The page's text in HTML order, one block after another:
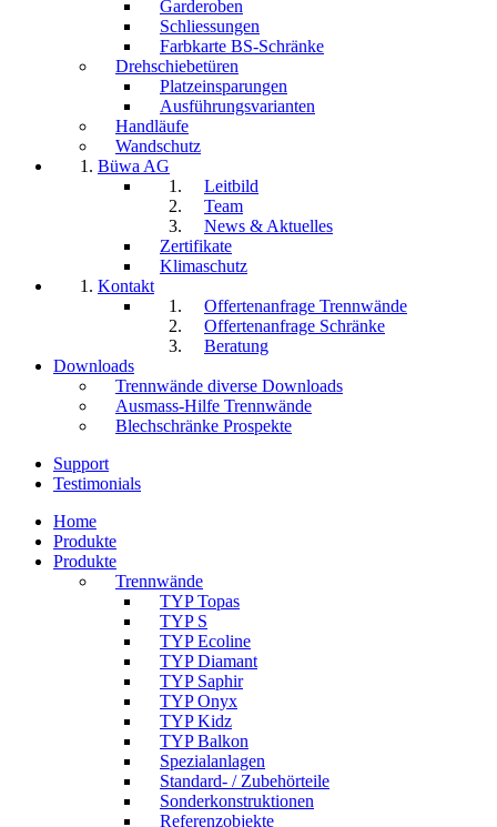
Garderoben
Schliessungen
Farbkarte BS-Schränke
Drehschiebetüren
Platzeinsparungen
Ausführungsvarianten
Handläufe
Wandschutz
Büwa AG
Leitbild
Team
News & Aktuelles
Zertifikate
Klimaschutz
Kontakt
Offertenanfrage Trennwände
Offertenanfrage Schränke
Beratung
Downloads
Trennwände diverse Downloads
Ausmass-Hilfe Trennwände
Blechschränke Prospekte
Support
Testimonials
Home
Produkte
Produkte
Trennwände
TYP Topas
TYP S
TYP Ecoline
TYP Diamant
TYP Saphir
TYP Onyx
TYP Kidz
TYP Balkon
Spezialanlagen
Standard- / Zubehörteile
Sonderkonstruktionen
Referenzobjekte